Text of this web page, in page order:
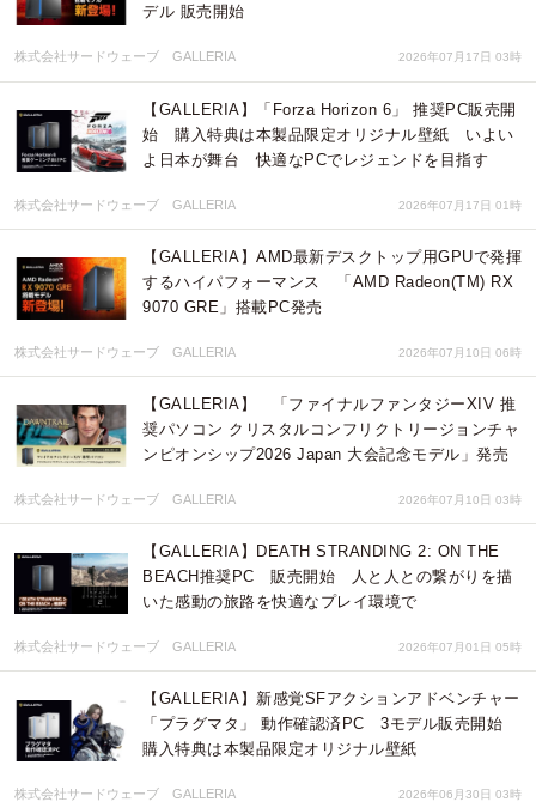
デル 販売開始
株式会社サードウェーブ GALLERIA 2026年07月17日 03時
【GALLERIA】「Forza Horizon 6」 推奨PC販売開
始 購入特典は本製品限定オリジナル壁紙 いよい
よ日本が舞台 快適なPCでレジェンドを目指す
株式会社サードウェーブ GALLERIA 2026年07月17日 01時
【GALLERIA】AMD最新デスクトップ用GPUで発揮
するハイパフォーマンス 「AMD Radeon(TM) RX
9070 GRE」搭載PC発売
株式会社サードウェーブ GALLERIA 2026年07月10日 06時
【GALLERIA】 「ファイナルファンタジーXIV 推
奨パソコン クリスタルコンフリクトリージョンチャ
ンピオンシップ2026 Japan 大会記念モデル」発売
株式会社サードウェーブ GALLERIA 2026年07月10日 03時
【GALLERIA】DEATH STRANDING 2: ON THE
BEACH推奨PC 販売開始 人と人との繋がりを描
いた感動の旅路を快適なプレイ環境で
株式会社サードウェーブ GALLERIA 2026年07月01日 05時
【GALLERIA】新感覚SFアクションアドベンチャー
「プラグマタ」 動作確認済PC 3モデル販売開始
購入特典は本製品限定オリジナル壁紙
株式会社サードウェーブ GALLERIA 2026年06月30日 03時